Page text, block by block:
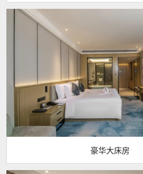
豪华大床房